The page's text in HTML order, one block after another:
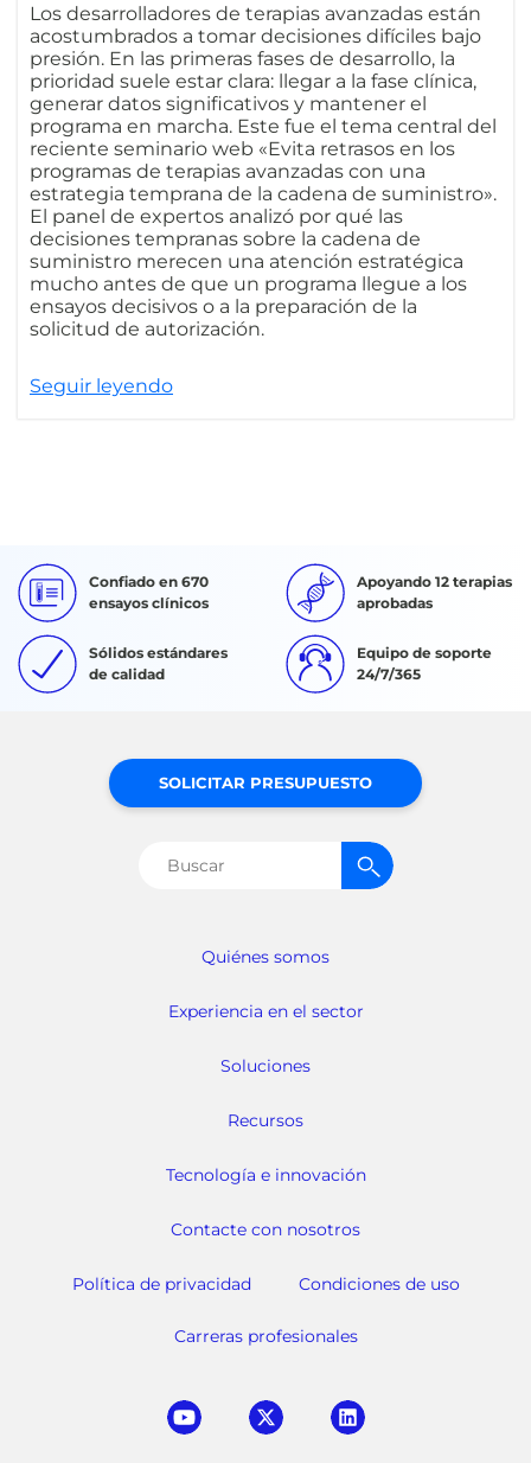
Los desarrolladores de terapias avanzadas están
acostumbrados a tomar decisiones difíciles bajo
presión. En las primeras fases de desarrollo, la
prioridad suele estar clara: llegar a la fase clínica,
generar datos significativos y mantener el
programa en marcha. Este fue el tema central del
reciente seminario web «Evita retrasos en los
programas de terapias avanzadas con una
estrategia temprana de la cadena de suministro».
El panel de expertos analizó por qué las
decisiones tempranas sobre la cadena de
suministro merecen una atención estratégica
mucho antes de que un programa llegue a los
ensayos decisivos o a la preparación de la
solicitud de autorización.
Seguir leyendo
Confiado en 670
ensayos clínicos
Apoyando 12 terapias
aprobadas
Sólidos estándares
de calidad
Equipo de soporte
24/7/365
Quiénes somos
Experiencia en el sector
Soluciones
Recursos
Tecnología e innovación
Contacte con nosotros
Política de privacidad Condiciones de uso
Carreras profesionales
SOLICITAR PRESUPUESTO
Buscar: